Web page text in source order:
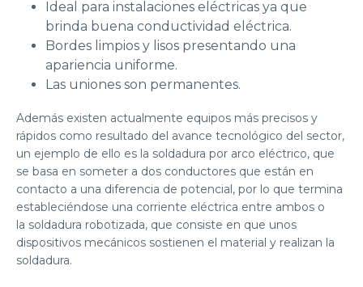
Ideal para instalaciones eléctricas ya que
brinda buena conductividad eléctrica.
Bordes limpios y lisos presentando una
apariencia uniforme.
Las uniones son permanentes.
Además existen actualmente equipos más precisos y
rápidos como resultado del avance tecnológico del sector,
un ejemplo de ello es la soldadura por arco eléctrico, que
se basa en someter a dos conductores que están en
contacto a una diferencia de potencial, por lo que termina
estableciéndose una corriente eléctrica entre ambos o
la soldadura robotizada, que consiste en que unos
dispositivos mecánicos sostienen el material y realizan la
soldadura.